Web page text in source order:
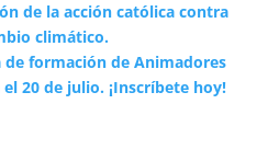
de la acción católica contra
climático.
formación de Animadores
el 20 de julio. ¡Inscríbete hoy!